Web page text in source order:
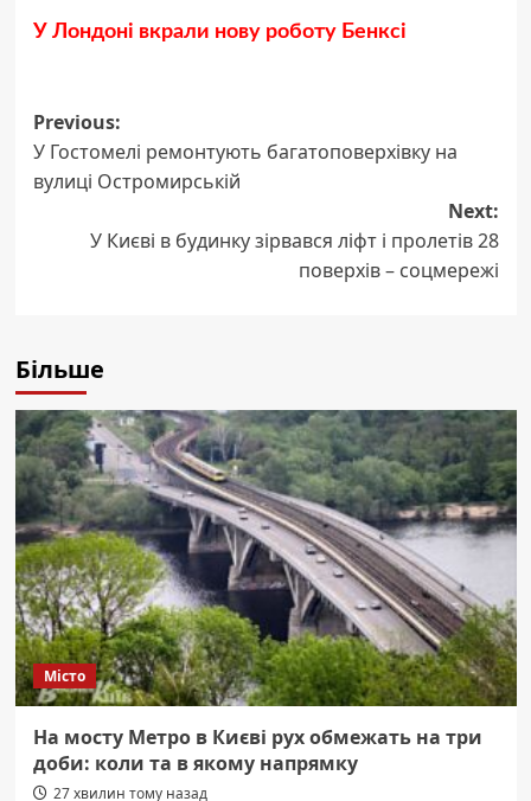
У Лондоні вкрали нову роботу Бенксі
Post
navigation
Previous:
У Гостомелі ремонтують багатоповерхівку на
вулиці Остромирській
Next:
У Києві в будинку зірвався ліфт і пролетів 28
поверхів – соцмережі
Більше
Місто
На мосту Метро в Києві рух обмежать на три
доби: коли та в якому напрямку
27 хвилин тому назад